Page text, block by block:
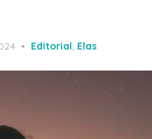
Editorial, Elas